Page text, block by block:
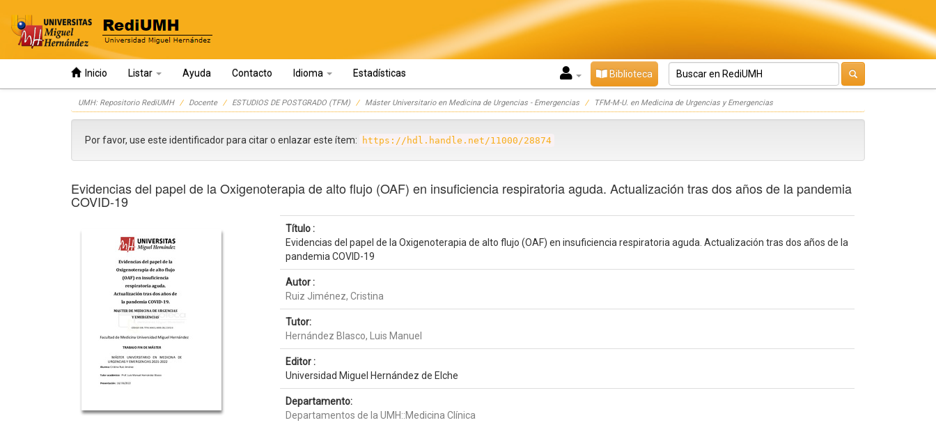
Inicio Listar Ayuda Contacto Idioma Estadísticas Biblioteca
UMH: Repositorio RediUMH Docente ESTUDIOS DE POSTGRADO (TFM) Máster Universitario en Medicina de Urgencias - Emergencias TFM-M-U. en Medicina de Urgencias y Emergencias
Por favor, use este identificador para citar o enlazar este ítem: https://hdl.handle.net/11000/28874
Evidencias del papel de la Oxigenoterapia de alto flujo (OAF) en insuficiencia respiratoria aguda. Actualización tras dos años de la pandemia
COVID-19
Título :
Evidencias del papel de la Oxigenoterapia de alto flujo (OAF) en insuficiencia respiratoria aguda. Actualización tras dos años de la
pandemia COVID-19
Autor :
Ruiz Jiménez, Cristina
Tutor:
Hernández Blasco, Luis Manuel
Editor :
Universidad Miguel Hernández de Elche
Departamento:
Departamentos de la UMH::Medicina Clínica